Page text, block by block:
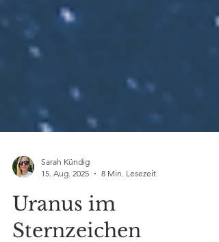
Sarah Kündig
15. Aug. 2025
8 Min. Lesezeit